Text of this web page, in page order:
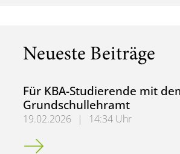
Neueste Beiträge
Für KBA-Studierende mit
Grundschullehramt
19.02.2026 |
14:34 Uhr
Für KBA-Studierende mit dem Ziel